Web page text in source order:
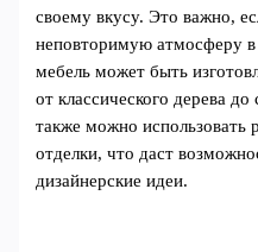
своему вкусу. Это важно,
неповторимую атмосферу
мебель может быть
от классического дерева
также можно использовать
отделки, что даст
дизайнерские идеи.